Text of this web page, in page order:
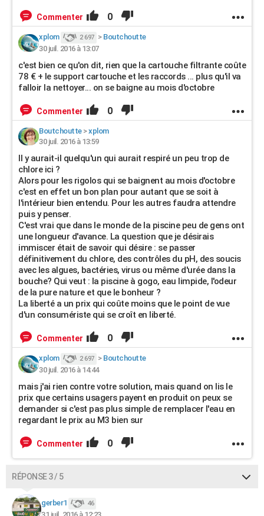
Commenter 0
xplom 2 697 > Boutchoutte
30 juil. 2016 à 13:07
c'est bien ce qu'on dit, rien que la cartouche filtrante coûte
78 € + le support cartouche et les raccords ... plus qu'il va
falloir la nettoyer... on se baigne au mois d'octobre
Commenter 0
Boutchoutte>xplom
30 juil. 2016 à 13:59
Il y aurait-il quelqu'un qui aurait respiré un peu trop de
chlore ici ?
Alors pour les rigolos qui se baignent au mois d'octobre
c'est en effet un bon plan pour autant que se soit à
l'intérieur bien entendu. Pour les autres faudra attendre
puis y penser.
C'est vrai que dans le monde de la piscine peu de gens ont
une longueur d'avance. La question que je désirais
immiscer était de savoir qui désire : se passer
définitivement du chlore, des contrôles du pH, des soucis
avec les algues, bactéries, virus ou même d'urée dans la
bouche? Qui veut : la piscine à gogo, eau limpide, l'odeur
de la pure nature et que le bonheur ?
La liberté a un prix qui coûte moins que le point de vue
d'un consumériste qui se croît en liberté.
Commenter 0
xplom 2 697 > Boutchoutte
30 juil. 2016 à 14:44
mais j'ai rien contre votre solution, mais quand on lis le
prix que certains usagers payent en produit on peux se
demander si c'est pas plus simple de remplacer l'eau en
regardant le prix au M3 bien sur
Commenter 0
RÉPONSE 3 / 5
gerber1 46